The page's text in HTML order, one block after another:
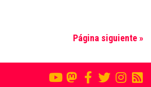
Página siguiente »